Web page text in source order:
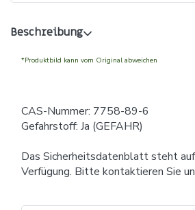
Beschreibung
*Produktbild kann vom Original abweichen
CAS-Nummer: 7758-89-6
Gefahrstoff: Ja (GEFAHR)
Das Sicherheitsdatenblatt steht
Verfügung. Bitte kontaktieren Sie